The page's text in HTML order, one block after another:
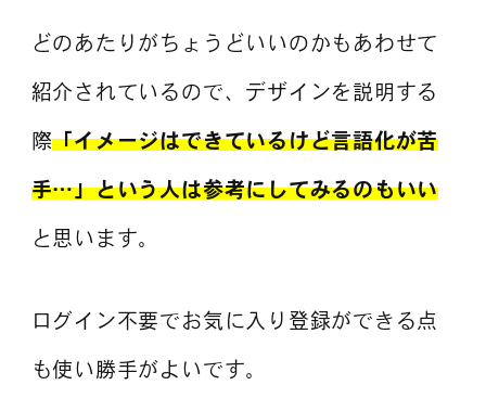
どのあたりがちょうどいいのかもあわせて
紹介されているので、デザインを説明する
際「イメージはできているけど言語化が苦
手…」という人は参考にしてみるのもいい
と思います。
ログイン不要でお気に入り登録ができる点
も使い勝手がよいです。